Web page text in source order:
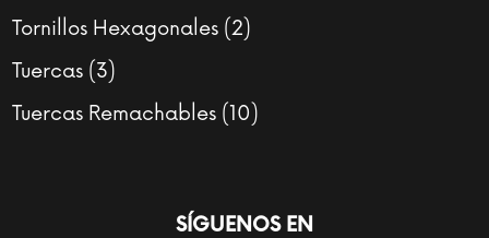
productos
Tornillos Hexagonales 22
Tuercas 33
productos
Tuercas Remachables 1010
SÍGUENOS EN